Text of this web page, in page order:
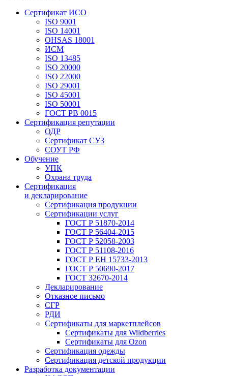
Сертификат ИСО
ISO 9001
ISO 14001
OHSAS 18001
ИСМ
ISO 13485
ISO 20000
ISO 22000
ISO 29001
ISO 45001
ISO 50001
ГОСТ РВ 0015
Сертификация репутации
ОДР
Сертификат СУЗ
СОУТ РФ
Обучение
УПК
Охрана труда
Сертификация
и декларирование
Сертификация продукции
Сертификации услуг
ГОСТ Р 51870-2014
ГОСТ Р 56404-2015
ГОСТ Р 52058-2003
ГОСТ Р 51108-2016
ГОСТ Р ЕН 15733-2013
ГОСТ Р 50690-2017
ГОСТ 32670-2014
Декларирование
Отказное письмо
СГР
РДИ
Сертификаты для маркетплейсов
Сертификаты для Wildberries
Сертификаты для Ozon
Сертификация одежды
Сертификация детской продукции
Разработка документации